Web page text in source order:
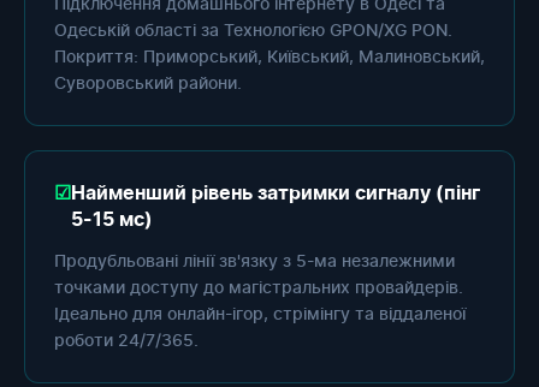
Одеській області за Технологією GPON/XG PON.
Покриття: Приморський, Київський, Малиновський,
Суворовський райони.
Найменший рівень затримки сигналу (пінг
5-15 мс)
Продубльовані лінії зв'язку з 5-ма незалежними
точками доступу до магістральних провайдерів.
Ідеально для онлайн-ігор, стрімінгу та віддаленої
роботи 24/7/365.